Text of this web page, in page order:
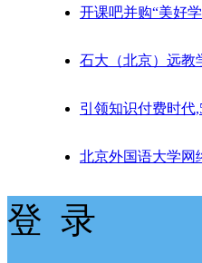
开课吧并购“美好
石大（北京）远教
引领知识付费时代
北京外国语大学网
登 录